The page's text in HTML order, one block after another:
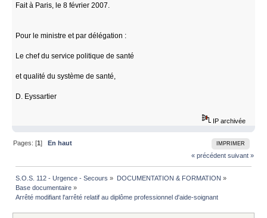
Fait à Paris, le 8 février 2007.
Pour le ministre et par délégation :
Le chef du service politique de santé
et qualité du système de santé,
D. Eyssartier
IP archivée
IMPRIMER
Pages: [1]En haut
« précédent suivant »
S.O.S. 112 - Urgence - Secours » DOCUMENTATION & FORMATION »
Base documentaire »
Arrêté modifiant l'arrêté relatif au diplôme professionnel d'aide-soignant